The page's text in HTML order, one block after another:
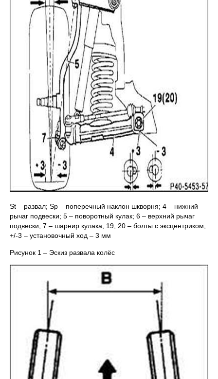
St – развал; Sp – поперечный наклон шкворня; 4 – нижний
рычаг подвески; 5 – поворотный кулак; 6 – верхний рычаг
подвески; 7 – шарнир кулака; 19, 20 – болты с эксцентриком;
+/-3 – установочный ход – 3 мм
Рисунок 1 – Эскиз развала колёс